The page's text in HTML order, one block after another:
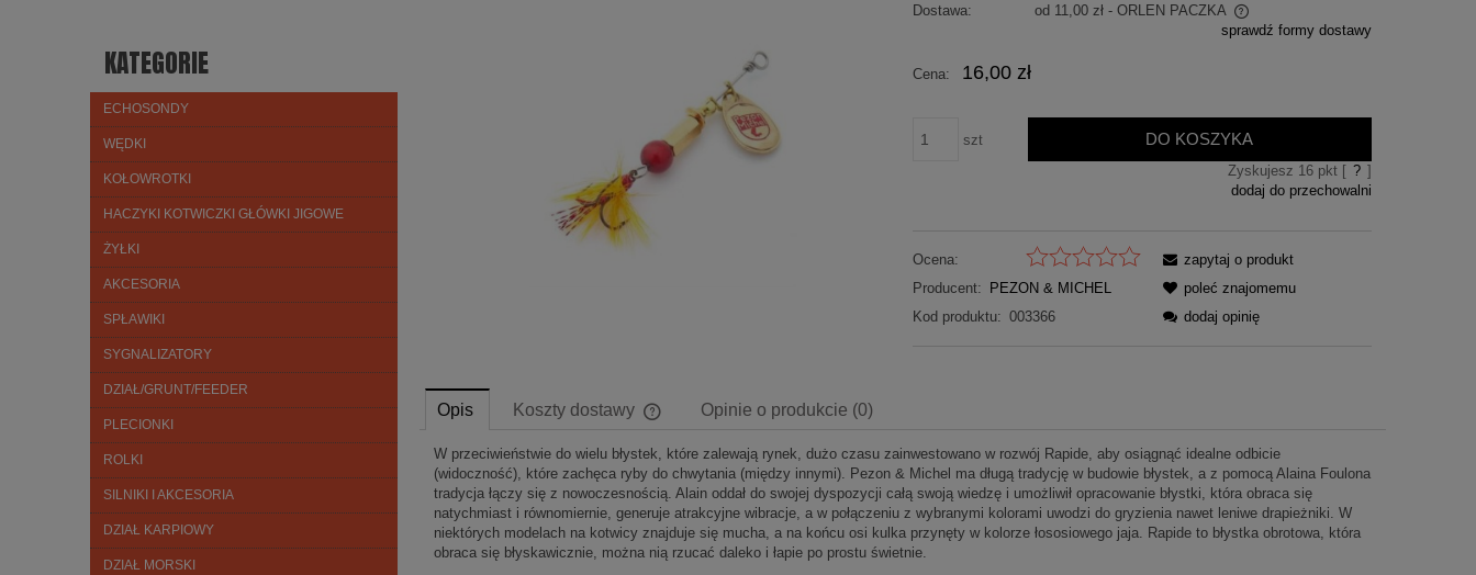
KATEGORIE
ECHOSONDY
WĘDKI
KOŁOWROTKI
HACZYKI KOTWICZKI GŁÓWKI JIGOWE
ŻYŁKI
AKCESORIA
SPŁAWIKI
SYGNALIZATORY
DZIAŁ/GRUNT/FEEDER
PLECIONKI
ROLKI
SILNIKI I AKCESORIA
DZIAŁ KARPIOWY
DZIAŁ MORSKI
Dostawa:
od 11,00 zł - ORLEN PACZKA
płatności
sprawdź formy dostawy
Cena: 16,00 zł
szt DO KOSZYKA
Zyskujesz 16pkt [ ? ]
dodaj do przechowalni
Ocena:
Producent:
PEZON & MICHEL
Kod produktu: 003366
zapytaj o produkt
poleć znajomemu
dodaj opinię
Opis Koszty dostawy
Cena nie zawiera ewentualnych kosztów
płatności
Opinie o produkcie (0)
W przeciwieństwie do wielu błystek, które zalewają rynek, dużo czasu zainwestowano w rozwój Rapide, aby osiągnąć idealne odbicie
(widoczność), które zachęca ryby do chwytania (między innymi). Pezon & Michel ma długą tradycję w budowie błystek, a z pomocą Alaina Foulona
tradycja łączy się z nowoczesnością. Alain oddał do swojej dyspozycji całą swoją wiedzę i umożliwił opracowanie błystki, która obraca się
natychmiast i równomiernie, generuje atrakcyjne wibracje, a w połączeniu z wybranymi kolorami uwodzi do gryzienia nawet leniwe drapieżniki. W
niektórych modelach na kotwicy znajduje się mucha, a na końcu osi kulka przynęty w kolorze łososiowego jaja. Rapide to błystka obrotowa, która
obraca się błyskawicznie, można nią rzucać daleko i łapie po prostu świetnie.